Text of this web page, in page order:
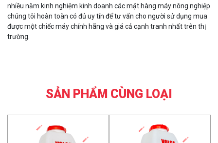
nhiều năm kinh nghiệm kinh doanh các mặt hàng máy nông nghiệp
chúng tôi hoàn toàn có đủ uy tín để tư vấn cho người sử dụng mua
được một chiếc máy chính hãng và giá cả cạnh tranh nhất trên thị
trường.
SẢN PHẨM CÙNG LOẠI